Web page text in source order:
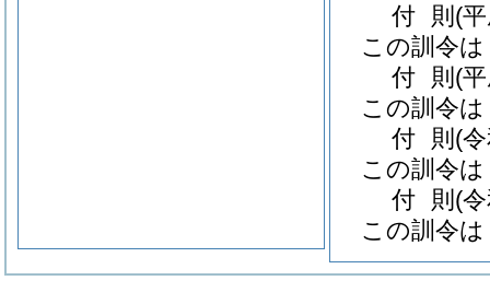
付 則 (
この訓令
付 則 (
この訓令
付 則 (
この訓令
付 則 (
この訓令